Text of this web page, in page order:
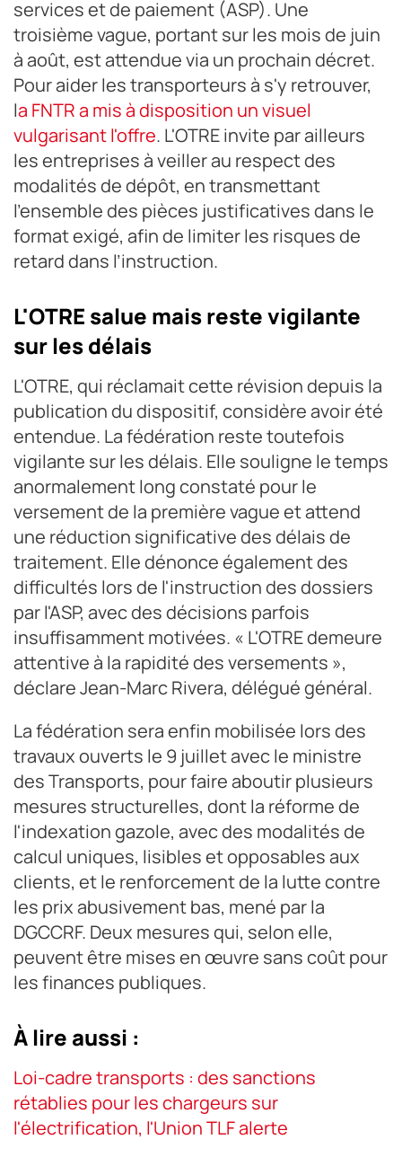
services et de paiement (ASP). Une
troisième vague, portant sur les mois de juin
à août, est attendue via un prochain décret.
Pour aider les transporteurs à s'y retrouver,
la FNTR a mis à disposition un visuel
vulgarisant l'offre. L'OTRE invite par ailleurs
les entreprises à veiller au respect des
modalités de dépôt, en transmettant
l'ensemble des pièces justificatives dans le
format exigé, afin de limiter les risques de
retard dans l’instruction.
L'OTRE salue mais reste vigilante
sur les délais
L'OTRE, qui réclamait cette révision depuis la
publication du dispositif, considère avoir été
entendue. La fédération reste toutefois
vigilante sur les délais. Elle souligne le temps
anormalement long constaté pour le
versement de la première vague et attend
une réduction significative des délais de
traitement. Elle dénonce également des
difficultés lors de l'instruction des dossiers
par l'ASP, avec des décisions parfois
insuffisamment motivées. « L'OTRE demeure
attentive à la rapidité des versements »,
déclare Jean-Marc Rivera, délégué général.
La fédération sera enfin mobilisée lors des
travaux ouverts le 9 juillet avec le ministre
des Transports, pour faire aboutir plusieurs
mesures structurelles, dont la réforme de
l'indexation gazole, avec des modalités de
calcul uniques, lisibles et opposables aux
clients, et le renforcement de la lutte contre
les prix abusivement bas, mené par la
DGCCRF. Deux mesures qui, selon elle,
peuvent être mises en œuvre sans coût pour
les finances publiques.
À lire aussi :
Loi-cadre transports : des sanctions
rétablies pour les chargeurs sur
l'électrification, l'Union TLF alerte